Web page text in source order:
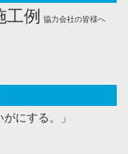
例 協力会社の皆様へ
にする。」